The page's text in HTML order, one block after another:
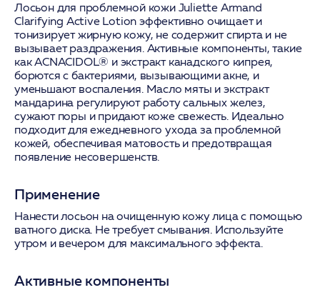
Лосьон для проблемной кожи Juliette Armand
Clarifying Active Lotion эффективно очищает и
тонизирует жирную кожу, не содержит спирта и не
вызывает раздражения. Активные компоненты, такие
как ACNACIDOL® и экстракт канадского кипрея,
борются с бактериями, вызывающими акне, и
уменьшают воспаления. Масло мяты и экстракт
мандарина регулируют работу сальных желез,
сужают поры и придают коже свежесть. Идеально
подходит для ежедневного ухода за проблемной
кожей, обеспечивая матовость и предотвращая
появление несовершенств.
Применение
Нанести лосьон на очищенную кожу лица с помощью
ватного диска. Не требует смывания. Используйте
утром и вечером для максимального эффекта.
Активные компоненты